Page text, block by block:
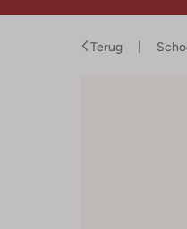
Terug